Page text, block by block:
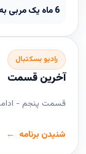
6 ماه یک مربی به اسم «کمک به پایه‌ها» تغییر می‌کند؟
رادیو بسکتبال
آخرین قسمت
قسمت پنجم -
شنیدن برنامه